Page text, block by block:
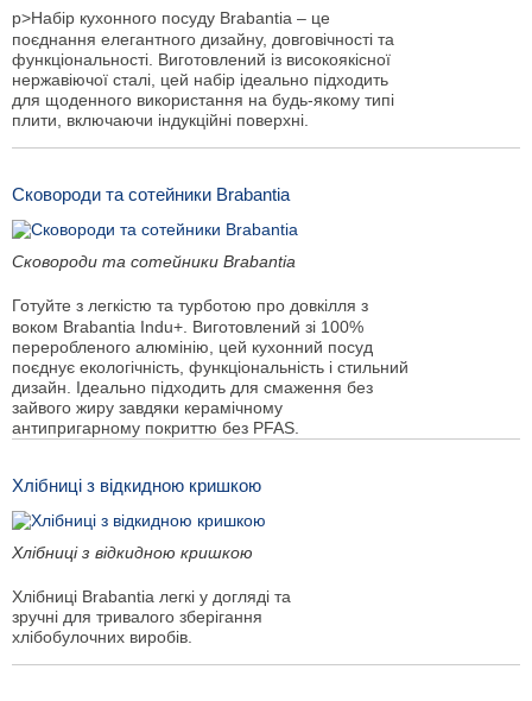
p>Набір кухонного посуду Brabantia – це
поєднання елегантного дизайну, довговічності та
функціональності. Виготовлений із високоякісної
нержавіючої сталі, цей набір ідеально підходить
для щоденного використання на будь-якому типі
плити, включаючи індукційні поверхні.
Сковороди та сотейники Brabantia
Сковороди та сотейники Brabantia
Готуйте з легкістю та турботою про довкілля з
воком Brabantia Indu+. Виготовлений зі 100%
переробленого алюмінію, цей кухонний посуд
поєднує екологічність, функціональність і стильний
дизайн. Ідеально підходить для смаження без
зайвого жиру завдяки керамічному
антипригарному покриттю без PFAS.
Хлібниці з відкидною кришкою
Хлібниці з відкидною кришкою
Хлібниці Brabantia легкі у догляді та
зручні для тривалого зберігання
хлібобулочних виробів.